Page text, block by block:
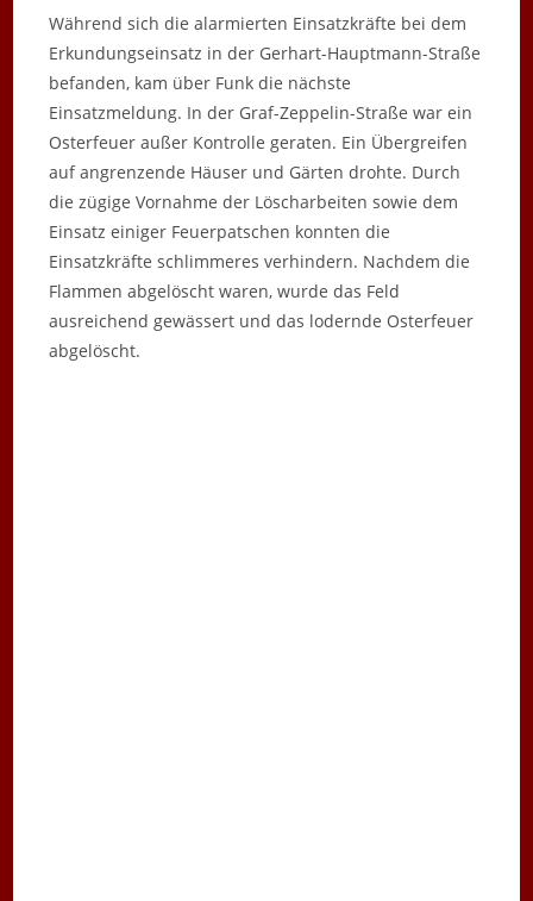
Während sich die alarmierten Einsatzkräfte bei dem
Erkundungseinsatz in der Gerhart-Hauptmann-Straße
befanden, kam über Funk die nächste
Einsatzmeldung. In der Graf-Zeppelin-Straße war ein
Osterfeuer außer Kontrolle geraten. Ein Übergreifen
auf angrenzende Häuser und Gärten drohte. Durch
die zügige Vornahme der Löscharbeiten sowie dem
Einsatz einiger Feuerpatschen konnten die
Einsatzkräfte schlimmeres verhindern. Nachdem die
Flammen abgelöscht waren, wurde das Feld
ausreichend gewässert und das lodernde Osterfeuer
abgelöscht.